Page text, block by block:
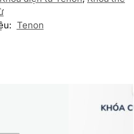
Tenon